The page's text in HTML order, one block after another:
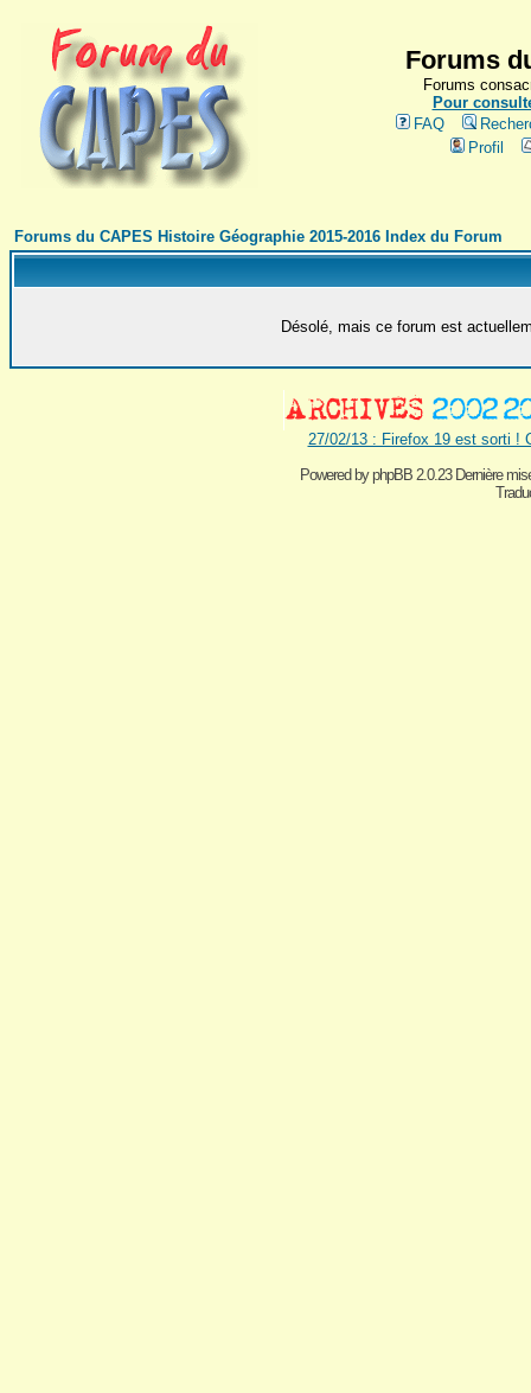
Forums
Forums
Pour
FAQ
Profil
Forums du CAPES Histoire Géographie 2015-2016 Index du Forum
Désolé, mais ce forum est
27/02/13 : Firefox 19 est sorti !
Powered byphpBB 2.0.23 Dernière